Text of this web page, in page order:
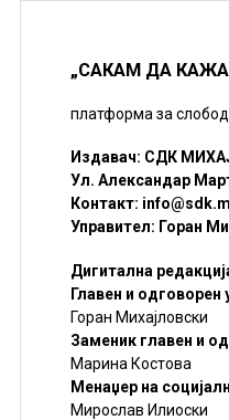
„САКАМ ДА
платформа за
Издавач: СДК
Ул. Александар
Контакт:
Управител: Горан
Дигитална
Главен и одговорен
Горан Михајловски
Заменик главен и
Марина Костова
Менаџер на
Мирослав Илиоски